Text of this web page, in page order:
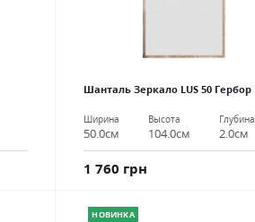
Шанталь Зеркало LUS 50 Гербор
Ширина
50.0см
Высота
104.0см
Глубина
2.0см
1 760 грн
НОВИНКА